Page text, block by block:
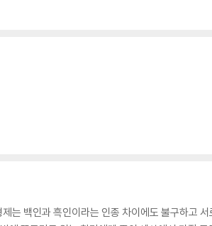
는 백인과 흑인이라는 인종 차이에도 불구하고